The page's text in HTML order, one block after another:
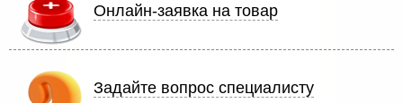
Онлайн-заявка на товар
Задайте вопрос специалисту